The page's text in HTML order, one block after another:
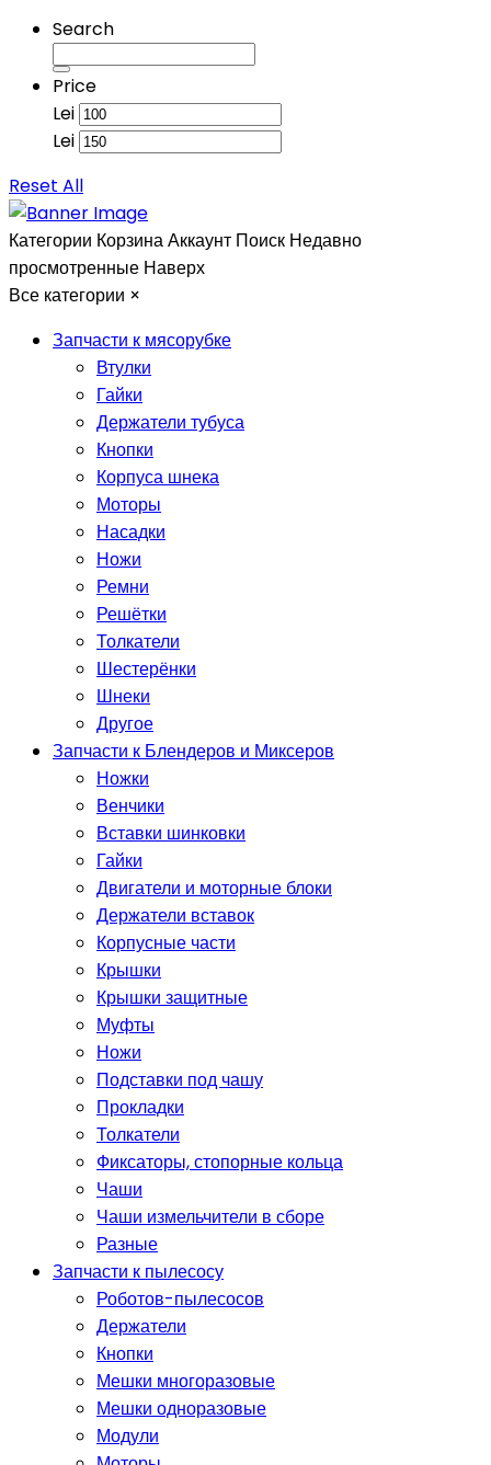
Search
Price
Lei
Lei
Reset All
Категории КорзинаАккаунт Поиск Недавно
просмотренные Наверх
Все категории ×
Запчасти к мясорубке
Втулки
Гайки
Держатели тубуса
Кнопки
Корпуса шнека
Моторы
Насадки
Ножи
Ремни
Решётки
Толкатели
Шестерёнки
Шнеки
Другое
Запчасти к Блендеров и Миксеров
Ножки
Венчики
Вставки шинковки
Гайки
Двигатели и моторные блоки
Держатели вставок
Корпусные части
Крышки
Крышки защитные
Муфты
Ножи
Подставки под чашу
Прокладки
Толкатели
Фиксаторы, стопорные кольца
Чаши
Чаши измельчители в сборе
Разные
Запчасти к пылесосу
Роботов-пылесосов
Держатели
Кнопки
Мешки многоразовые
Мешки одноразовые
Модули